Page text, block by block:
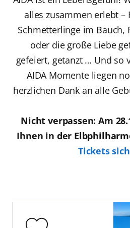
alles zusammen erlebt –
Schmetterlinge im Bauch,
oder die große Liebe
gefeiert, getanzt … Und so
AIDA Momente liegen
herzlichen Dank an alle
Nicht verpassen: Am
Ihnen in der
Tickets